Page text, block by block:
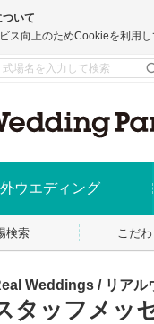
いて
ス向上のためCookieを利用
ウエディング
検索 こだ
Weddings / リアル
タッフメッ